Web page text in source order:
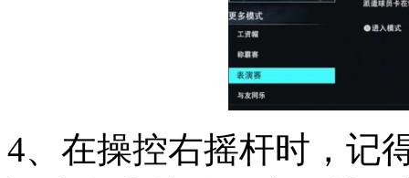
4、在操控右摇杆时，记